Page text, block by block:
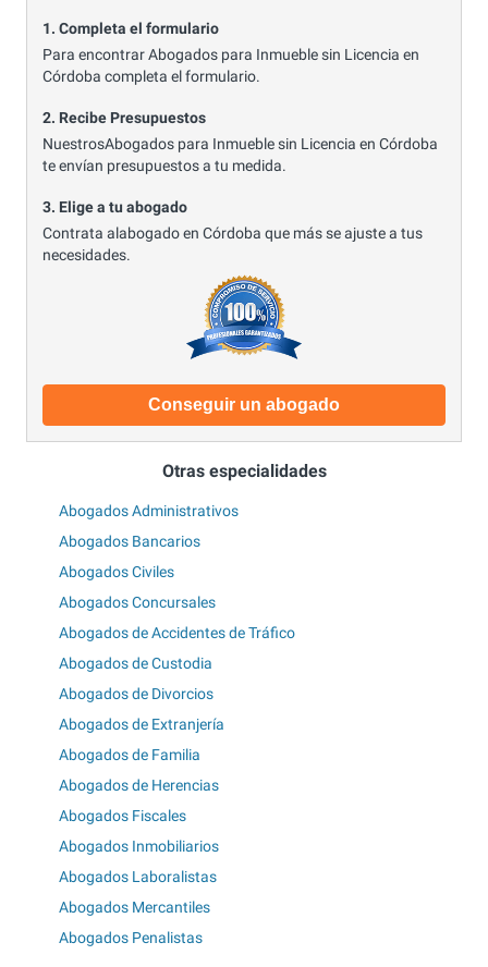
1. Completa el formulario
Para encontrar Abogados para Inmueble sin Licencia en
Córdoba completa el formulario.
2. Recibe Presupuestos
NuestrosAbogados para Inmueble sin Licencia en Córdoba
te envían presupuestos a tu medida.
3. Elige a tu abogado
Contrata alabogado en Córdoba que más se ajuste a tus
necesidades.
Conseguir un abogado
Otras especialidades
Abogados Administrativos
Abogados Bancarios
Abogados Civiles
Abogados Concursales
Abogados de Accidentes de Tráfico
Abogados de Custodia
Abogados de Divorcios
Abogados de Extranjería
Abogados de Familia
Abogados de Herencias
Abogados Fiscales
Abogados Inmobiliarios
Abogados Laboralistas
Abogados Mercantiles
Abogados Penalistas